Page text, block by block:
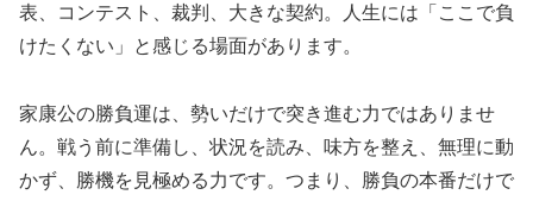
表、コンテスト、裁判、大きな契約。人生には「ここで負
けたくない」と感じる場面があります。
家康公の勝負運は、勢いだけで突き進む力ではありませ
ん。戦う前に準備し、状況を読み、味方を整え、無理に動
かず、勝機を見極める力です。つまり、勝負の本番だけで